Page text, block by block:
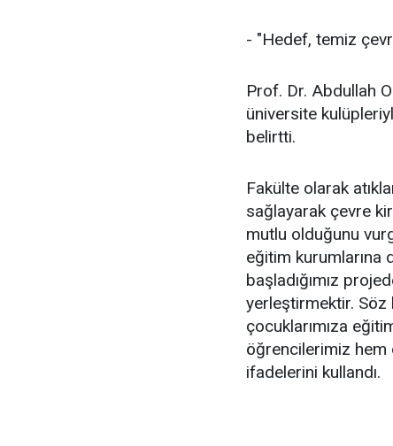
- "Hedef, temiz
Prof. Dr. Abdullah
üniversite
belirtti.
Fakülte olarak
sağlayarak çevre
mutlu olduğunu
eğitim kurumlarına
başladığımız
yerleştirmektir. Söz
çocuklarımıza
öğrencilerimiz hem
ifadelerini kullandı.